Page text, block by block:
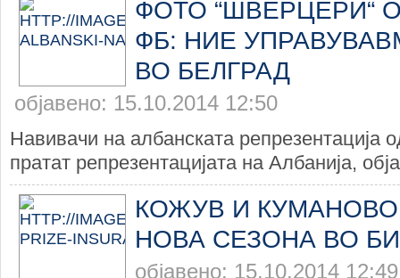
ФОТО “ШВЕРЦЕРИ“
ФБ: НИЕ
ВО БЕЛГРАД
објавено: 15.10.2014 12:50
Навивачи на албанската репрезентација
пратат репрезентацијата на Албанија,
КОЖУВ И
НОВА СЕЗОНА ВО
објавено: 15.10.2014 12:49